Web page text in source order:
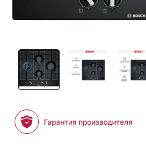
Гарантия производителя